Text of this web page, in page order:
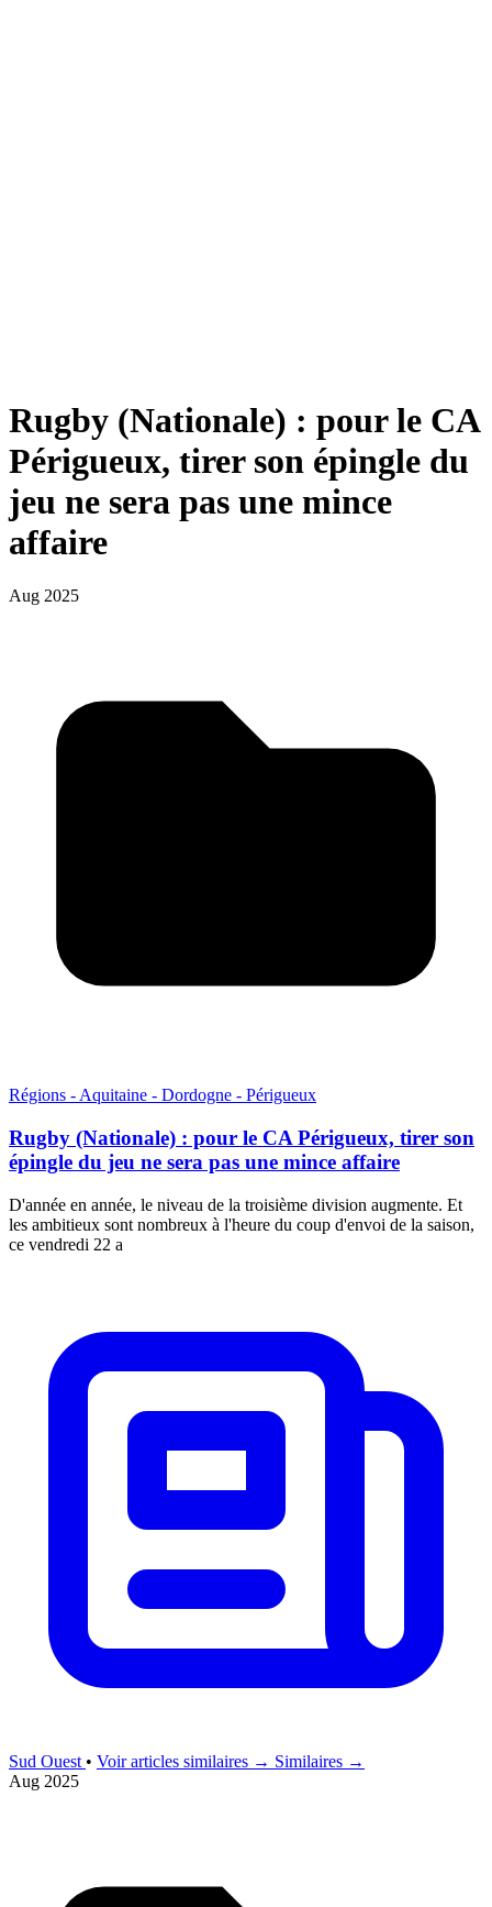
Rugby (Nationale) : pour le CA
Périgueux, tirer son épingle du
jeu ne sera pas une mince
affaire
Aug 2025
Régions - Aquitaine - Dordogne - Périgueux
Rugby (Nationale) : pour le CA Périgueux, tirer son
épingle du jeu ne sera pas une mince affaire
D'année en année, le niveau de la troisième division augmente. Et
les ambitieux sont nombreux à l'heure du coup d'envoi de la saison,
ce vendredi 22 a
Sud Ouest • Voir articles similaires → Similaires →
Aug 2025